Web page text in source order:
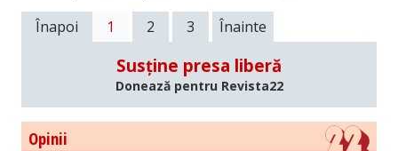
Înapoi 1 2 3 Înainte
Susține presa liberă
Donează pentru Revista22
Opinii